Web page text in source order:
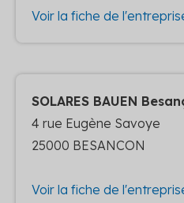
Voir la fiche de
SOLARES BAUEN
4 rue Eugène Savoye
25000 BESANCON
Voir la fiche de